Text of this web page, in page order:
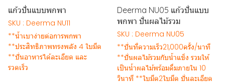
แก้วปั่นแบบพกพา
SKU : Deerma NU11
**น้ำเบาง่ายต่อการพกพา
**ประสิทธิภาพทรงพลัง 4 ใบมีด
**ปั่นอาหารได้ละเอียด และ
รวดเร็ว
Deerma NU05 แก้วปั่นแบบ
พกพา ปั่นผลไม้รวม
SKU : Deerma NU05
**ปั่นที่ความเร็ว21,000ครั้ง/นาที
**ปั่นผลไม้รวมกับน้ำแข็ง รวมให้
เป็นน้ำผลไม้พร้อมดื่มภายใน 10
วินาที **ใบมีด2ใบมีด ปั่นละเอียด